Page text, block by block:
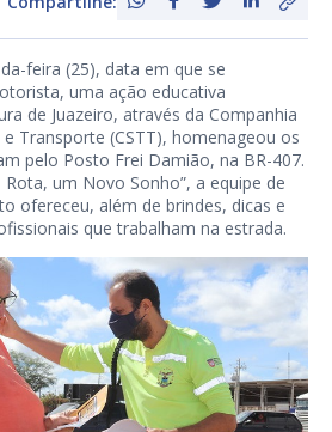
feira (25), data em que se
uma ação educativa
de Juazeiro, através da Companhia
Transporte (CSTT), homenageou os
pelo Posto Frei Damião, na BR-407.
Rota, um Novo Sonho”, a equipe de
ofereceu, além de brindes, dicas e
que trabalham na estrada.